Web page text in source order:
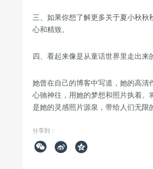
三、如果你想了解更多关于夏小秋
心和精致。
四、看起来像是从童话世界里走出来
她曾在自己的博客中写道，她的高
心驰神往，用她的梦想和照片执着
是她的灵感照片源泉，带给人们无限
分享到：
  